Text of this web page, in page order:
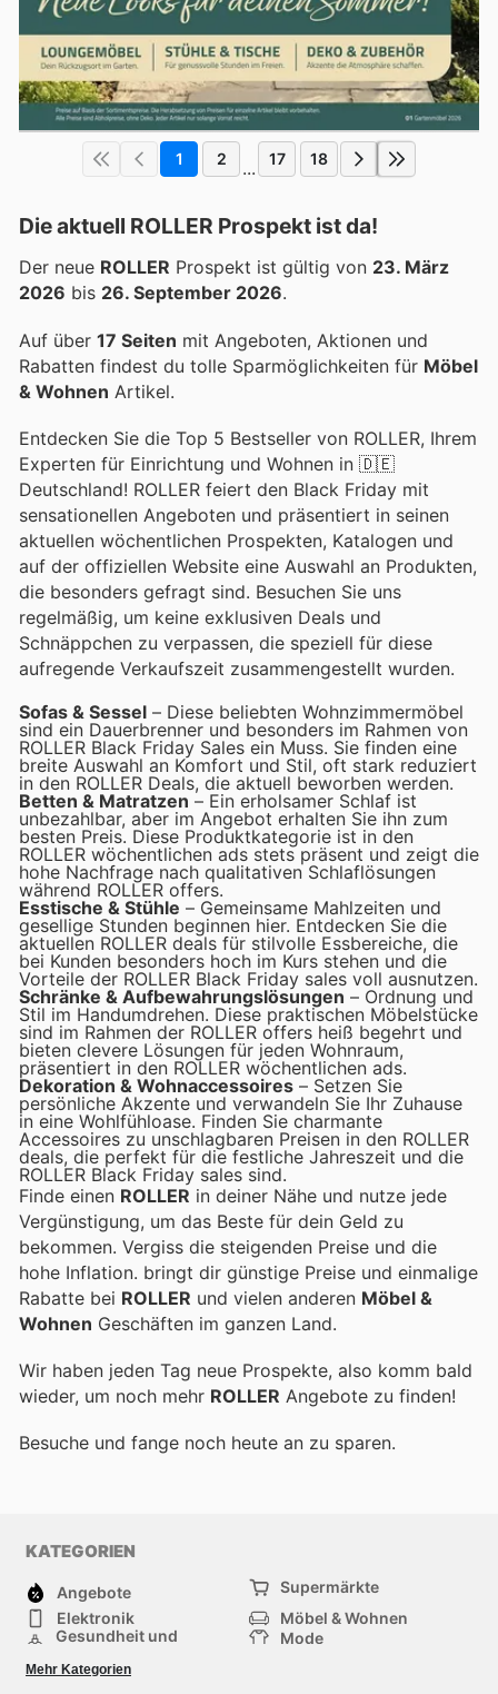
1 2 ... 17 18
Die aktuell ROLLER Prospekt ist da!
Der neue ROLLER Prospekt ist gültig von 23. März
2026 bis 26. September 2026.
Auf über 17 Seiten mit Angeboten, Aktionen und
Rabatten findest du tolle Sparmöglichkeiten für Möbel
& Wohnen Artikel.
Entdecken Sie die Top 5 Bestseller von ROLLER, Ihrem
Experten für Einrichtung und Wohnen in 🇩🇪
Deutschland! ROLLER feiert den Black Friday mit
sensationellen Angeboten und präsentiert in seinen
aktuellen wöchentlichen Prospekten, Katalogen und
auf der offiziellen Website eine Auswahl an Produkten,
die besonders gefragt sind. Besuchen Sie uns
regelmäßig, um keine exklusiven Deals und
Schnäppchen zu verpassen, die speziell für diese
aufregende Verkaufszeit zusammengestellt wurden.
Sofas & Sessel – Diese beliebten Wohnzimmermöbel
sind ein Dauerbrenner und besonders im Rahmen von
ROLLER Black Friday Sales ein Muss. Sie finden eine
breite Auswahl an Komfort und Stil, oft stark reduziert
in den ROLLER Deals, die aktuell beworben werden.
Betten & Matratzen – Ein erholsamer Schlaf ist
unbezahlbar, aber im Angebot erhalten Sie ihn zum
besten Preis. Diese Produktkategorie ist in den
ROLLER wöchentlichen ads stets präsent und zeigt die
hohe Nachfrage nach qualitativen Schlaflösungen
während ROLLER offers.
Esstische & Stühle – Gemeinsame Mahlzeiten und
gesellige Stunden beginnen hier. Entdecken Sie die
aktuellen ROLLER deals für stilvolle Essbereiche, die
bei Kunden besonders hoch im Kurs stehen und die
Vorteile der ROLLER Black Friday sales voll ausnutzen.
Schränke & Aufbewahrungslösungen – Ordnung und
Stil im Handumdrehen. Diese praktischen Möbelstücke
sind im Rahmen der ROLLER offers heiß begehrt und
bieten clevere Lösungen für jeden Wohnraum,
präsentiert in den ROLLER wöchentlichen ads.
Dekoration & Wohnaccessoires – Setzen Sie
persönliche Akzente und verwandeln Sie Ihr Zuhause
in eine Wohlfühloase. Finden Sie charmante
Accessoires zu unschlagbaren Preisen in den ROLLER
deals, die perfekt für die festliche Jahreszeit und die
ROLLER Black Friday sales sind.
Finde einen ROLLER in deiner Nähe und nutze jede
Vergünstigung, um das Beste für dein Geld zu
bekommen. Vergiss die steigenden Preise und die
hohe Inflation. bringt dir günstige Preise und einmalige
Rabatte bei ROLLER und vielen anderen Möbel &
Wohnen Geschäften im ganzen Land.
Wir haben jeden Tag neue Prospekte, also komm bald
wieder, um noch mehr ROLLER Angebote zu finden!
Besuche und fange noch heute an zu sparen.
KATEGORIEN
Angebote
Supermärkte
Elektronik
Möbel & Wohnen
Gesundheit und
Mode
Sportartikel und
Sportbekleidung
Mehr Kategorien